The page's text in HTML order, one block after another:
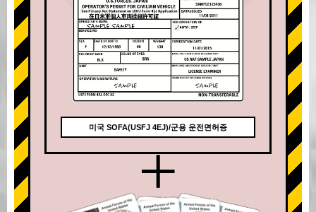
미국 SOFA(USFJ 4EJ)/군용 운전면허증
+